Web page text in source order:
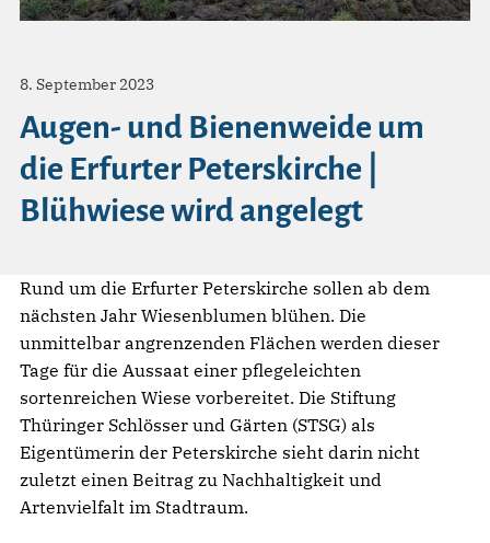
8. September 2023
Augen- und Bienenweide um
die Erfurter Peterskirche |
Blühwiese wird angelegt
Rund um die Erfurter Peterskirche sollen ab dem
nächsten Jahr Wiesenblumen blühen. Die
unmittelbar angrenzenden Flächen werden dieser
Tage für die Aussaat einer pflegeleichten
sortenreichen Wiese vorbereitet. Die Stiftung
Thüringer Schlösser und Gärten (STSG) als
Eigentümerin der Peterskirche sieht darin nicht
zuletzt einen Beitrag zu Nachhaltigkeit und
Artenvielfalt im Stadtraum.